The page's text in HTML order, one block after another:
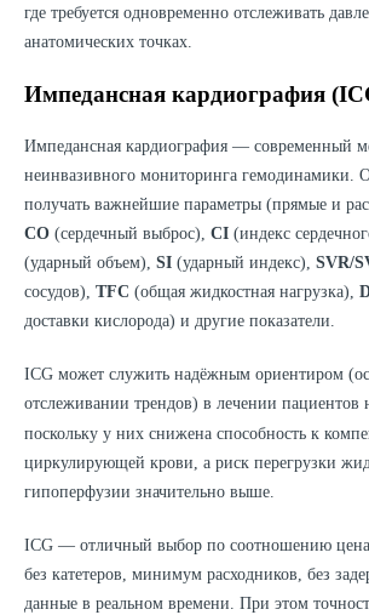
где требуется одновременно отслеживать
анатомических точках.
Импедансная кардиография
Импедансная кардиография — современный
неинвазивного мониторинга гемодинамики.
получать важнейшие параметры (прямые и
CO (сердечный выброс), CI (индекс
(ударный объем), SI (ударный индекс), SVR/
сосудов), TFC (общая жидкостная нагрузка),
доставки кислорода) и другие показатели.
ICG может служить надёжным ориентиром
отслеживании трендов) в лечении
поскольку у них снижена способность к
циркулирующей крови, а риск перегрузки
гипоперфузии значительно выше.
ICG — отличный выбор по соотношению
без катетеров, минимум расходников, без
данные в реальном времени. При этом